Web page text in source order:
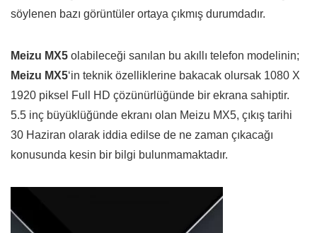
söylenen bazı görüntüler ortaya çıkmış durumdadır.
Meizu MX5 olabileceği sanılan bu akıllı telefon modelinin;
Meizu MX5‘in teknik özelliklerine bakacak olursak 1080 X
1920 piksel Full HD çözünürlüğünde bir ekrana sahiptir.
5.5 inç büyüklüğünde ekranı olan Meizu MX5, çıkış tarihi
30 Haziran olarak iddia edilse de ne zaman çıkacağı
konusunda kesin bir bilgi bulunmamaktadır.